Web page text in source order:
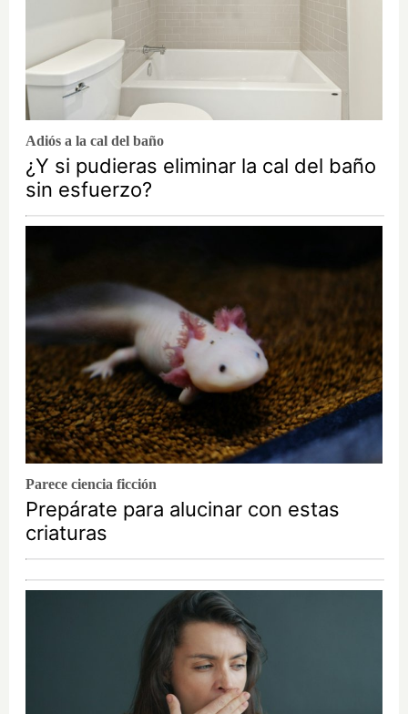
Adiós a la cal del baño
¿Y si pudieras eliminar la cal del baño
sin esfuerzo?
Parece ciencia ficción
Prepárate para alucinar con estas
criaturas